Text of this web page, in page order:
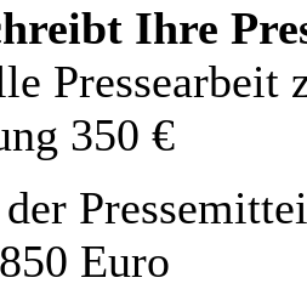
Ihre
Pressearbeit
350 €
Euro